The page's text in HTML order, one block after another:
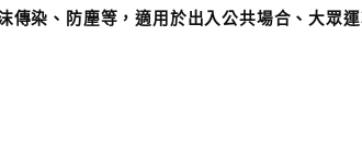
傳染、防塵等，適用於出入公共場合、大眾